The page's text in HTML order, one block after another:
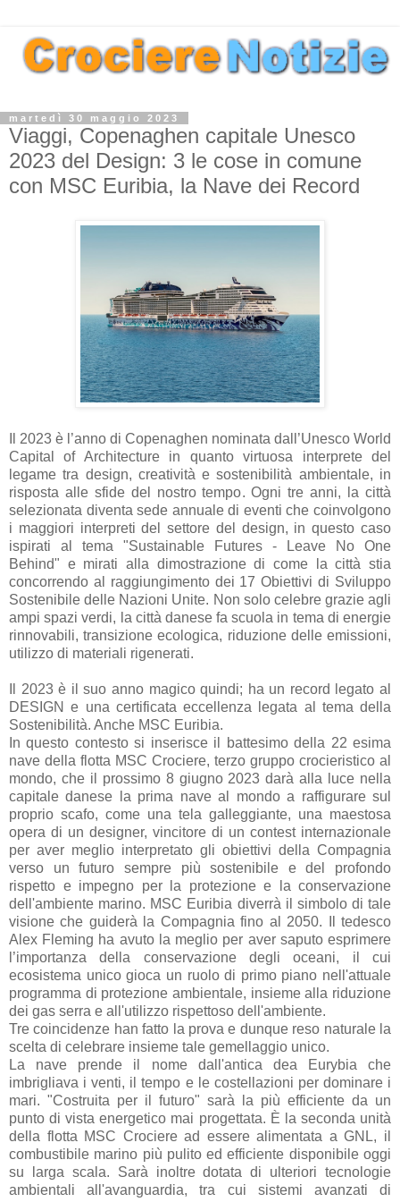
martedì 30 maggio 2023
Viaggi, Copenaghen capitale Unesco
2023 del Design: 3 le cose in comune
con MSC Euribia, la Nave dei Record
Il 2023 è l’anno di Copenaghen nominata dall’Unesco World
Capital of Architecture in quanto virtuosa interprete del
legame tra design, creatività e sostenibilità ambientale, in
risposta alle sfide del nostro tempo. Ogni tre anni, la città
selezionata diventa sede annuale di eventi che coinvolgono
i maggiori interpreti del settore del design, in questo caso
ispirati al tema "Sustainable Futures - Leave No One
Behind" e mirati alla dimostrazione di come la città stia
concorrendo al raggiungimento dei 17 Obiettivi di Sviluppo
Sostenibile delle Nazioni Unite. Non solo celebre grazie agli
ampi spazi verdi, la città danese fa scuola in tema di energie
rinnovabili, transizione ecologica, riduzione delle emissioni,
utilizzo di materiali rigenerati.
Il 2023 è il suo anno magico quindi; ha un record legato al
DESIGN e una certificata eccellenza legata al tema della
Sostenibilità. Anche MSC Euribia.
In questo contesto si inserisce il battesimo della 22 esima
nave della flotta MSC Crociere, terzo gruppo crocieristico al
mondo, che il prossimo 8 giugno 2023 darà alla luce nella
capitale danese la prima nave al mondo a raffigurare sul
proprio scafo, come una tela galleggiante, una maestosa
opera di un designer, vincitore di un contest internazionale
per aver meglio interpretato gli obiettivi della Compagnia
verso un futuro sempre più sostenibile e del profondo
rispetto e impegno per la protezione e la conservazione
dell'ambiente marino. MSC Euribia diverrà il simbolo di tale
visione che guiderà la Compagnia fino al 2050. Il tedesco
Alex Fleming ha avuto la meglio per aver saputo esprimere
l’importanza della conservazione degli oceani, il cui
ecosistema unico gioca un ruolo di primo piano nell'attuale
programma di protezione ambientale, insieme alla riduzione
dei gas serra e all'utilizzo rispettoso dell'ambiente.
Tre coincidenze han fatto la prova e dunque reso naturale la
scelta di celebrare insieme tale gemellaggio unico.
La nave prende il nome dall'antica dea Eurybia che
imbrigliava i venti, il tempo e le costellazioni per dominare i
mari. "Costruita per il futuro" sarà la più efficiente da un
punto di vista energetico mai progettata. È la seconda unità
della flotta MSC Crociere ad essere alimentata a GNL, il
combustibile marino più pulito ed efficiente disponibile oggi
su larga scala. Sarà inoltre dotata di ulteriori tecnologie
ambientali all'avanguardia, tra cui sistemi avanzati di